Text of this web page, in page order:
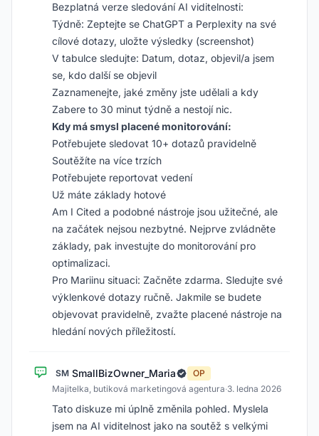
Bezplatná verze sledování AI viditelnosti:
Týdně: Zeptejte se ChatGPT a Perplexity na své
cílové dotazy, uložte výsledky (screenshot)
V tabulce sledujte: Datum, dotaz, objevil/a jsem
se, kdo další se objevil
Zaznamenejte, jaké změny jste udělali a kdy
Zabere to 30 minut týdně a nestojí nic.
Kdy má smysl placené monitorování:
Potřebujete sledovat 10+ dotazů pravidelně
Soutěžíte na více trzích
Potřebujete reportovat vedení
Už máte základy hotové
Am I Cited a podobné nástroje jsou užitečné, ale
na začátek nejsou nezbytné. Nejprve zvládněte
základy, pak investujte do monitorování pro
optimalizaci.
Pro Mariinu situaci: Začněte zdarma. Sledujte své
výklenkové dotazy ručně. Jakmile se budete
objevovat pravidelně, zvažte placené nástroje na
hledání nových příležitostí.
SM SmallBizOwner_Maria
OP
Majitelka, butiková marketingová agentura·3. ledna 2026
Tato diskuze mi úplně změnila pohled. Myslela
jsem na AI viditelnost jako na soutěž s velkými